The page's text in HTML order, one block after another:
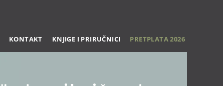
KONTAKT KNJIGE I PRIRUČNICI PRETPLATA 2026